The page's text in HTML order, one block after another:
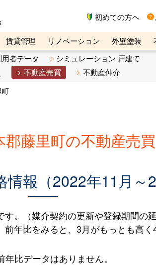
初めての方へ
賃貸管理 リノベーション 外壁塗装
ガジンBiz 不動産売却ご相談デスク
者データ
シミュレーション 戸建て
不動産売買 不動産仲介
町
郡藤里町の不動産売買
報（2022年11月～
。（媒介契約の更新や登録期間の
年比をみると、3月がもっとも高く
比データはありません。